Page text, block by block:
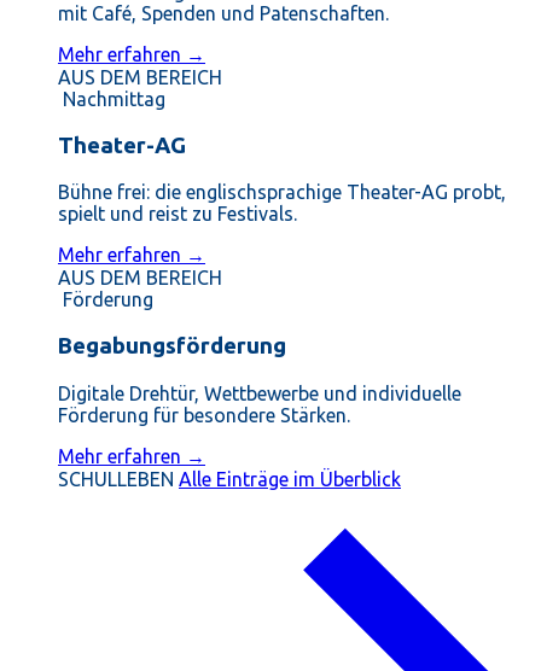
mit Café, Spenden und Patenschaften.
Mehr erfahren →
AUS DEM BEREICH
Nachmittag
Theater-AG
Bühne frei: die englischsprachige Theater-AG probt,
spielt und reist zu Festivals.
Mehr erfahren →
AUS DEM BEREICH
Förderung
Begabungsförderung
Digitale Drehtür, Wettbewerbe und individuelle
Förderung für besondere Stärken.
Mehr erfahren →
SCHULLEBEN Alle Einträge im Überblick